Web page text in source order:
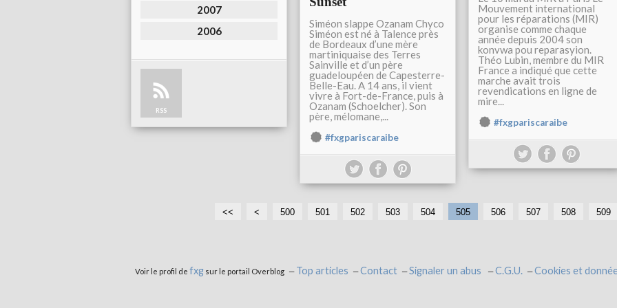
2007
2006
RSS
Mouvement international
pour les réparations (MIR)
organise comme chaque
année depuis 2004 son
konvwa pou reparasyion.
Théo Lubin, membre du MIR
France a indiqué que cette
marche avait trois
revendications en ligne de
mire...
#fxgpariscaraibe
Siméon slappe Ozanam Chyco
Siméon est né à Talence près
de Bordeaux d’une mère
martiniquaise des Terres
Sainville et d’un père
guadeloupéen de Capesterre-
Belle-Eau. A 14 ans, il vient
vivre à Fort-de-France, puis à
Ozanam (Schoelcher). Son
père, mélomane,...
#fxgpariscaraibe
<< < 500 501 502 503 504 505 506 507 508 509
Voir le profil de fxgsur le portail Overblog Top articles Contact Signaler un abus C.G.U. Cookies et